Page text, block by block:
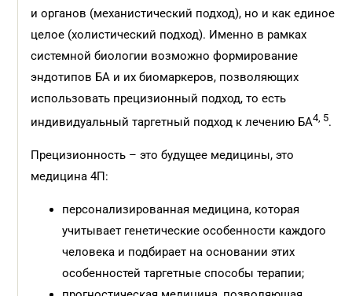
и органов (механистический подход), но и как единое
целое (холистический подход). Именно в рамках
системной биологии возможно формирование
эндотипов БА и их биомаркеров, позволяющих
использовать прецизионный подход, то есть
индивидуальный таргетный подход к лечению БА4, 5.
Прецизионность – это будущее медицины, это
медицина 4П:
персонализированная медицина, которая
учитывает генетические особенности каждого
человека и подбирает на основании этих
особенностей таргетные способы терапии;